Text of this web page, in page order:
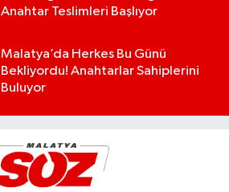
Anahtar Teslimleri Başlıyor
Malatya’da Herkes Bu Günü
Bekliyordu! Anahtarlar Sahiplerini
Buluyor